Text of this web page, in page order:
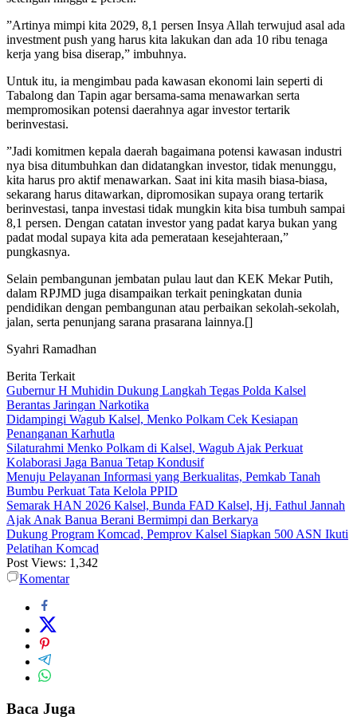
”Artinya mimpi kita 2029, 8,1 persen Insya Allah terwujud asal ada
investment push yang harus kita lakukan dan ada 10 ribu tenaga
kerja yang bisa diserap,” imbuhnya.
Untuk itu, ia mengimbau pada kawasan ekonomi lain seperti di
Tabalong dan Tapin agar bersama-sama menawarkan serta
mempromosikan potensi daerahnya agar investor tertarik
berinvestasi.
”Jadi komitmen kepala daerah bagaimana potensi kawasan industri
nya bisa ditumbuhkan dan didatangkan investor, tidak menunggu,
kita harus pro aktif menawarkan. Saat ini kita masih biasa-biasa,
sekarang harus ditawarkan, dipromosikan supaya orang tertarik
berinvestasi, tanpa investasi tidak mungkin kita bisa tumbuh sampai
8,1 persen. Dengan catatan investor yang padat karya bukan yang
padat modal supaya kita ada pemerataan kesejahteraan,”
pungkasnya.
Selain pembangunan jembatan pulau laut dan KEK Mekar Putih,
dalam RPJMD juga disampaikan terkait peningkatan dunia
pendidikan dengan pembangunan atau perbaikan sekolah-sekolah,
jalan, serta penunjang sarana prasarana lainnya.[]
Syahri Ramadhan
Berita Terkait
Gubernur H Muhidin Dukung Langkah Tegas Polda Kalsel
Berantas Jaringan Narkotika
Didampingi Wagub Kalsel, Menko Polkam Cek Kesiapan
Penanganan Karhutla
Silaturahmi Menko Polkam di Kalsel, Wagub Ajak Perkuat
Kolaborasi Jaga Banua Tetap Kondusif
Menuju Pelayanan Informasi yang Berkualitas, Pemkab Tanah
Bumbu Perkuat Tata Kelola PPID
Semarak HAN 2026 Kalsel, Bunda FAD Kalsel, Hj. Fathul Jannah
Ajak Anak Banua Berani Bermimpi dan Berkarya
Dukung Program Komcad, Pemprov Kalsel Siapkan 500 ASN Ikuti
Pelatihan Komcad
Post Views: 1,342
Komentar
Baca Juga